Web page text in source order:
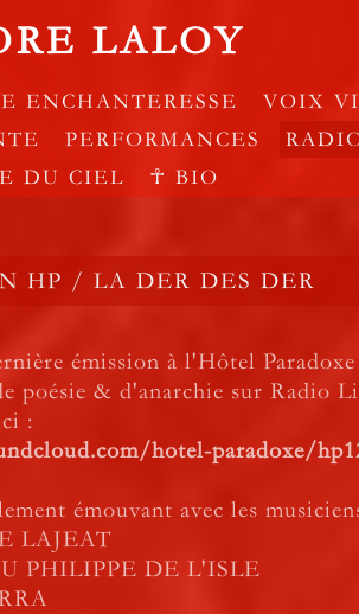
LALOY
ENCHANTERESSE
VOIX
PERFORMANCES
DU CIEL
☥ BIO
HP / LA DER DES DER
émission à l'Hôtel Paradoxe
poésie & d'anarchie sur Radio
:
hotel-paradoxe/
émouvant avec les
LAJEAT
PHILIPPE DE L'ISLE